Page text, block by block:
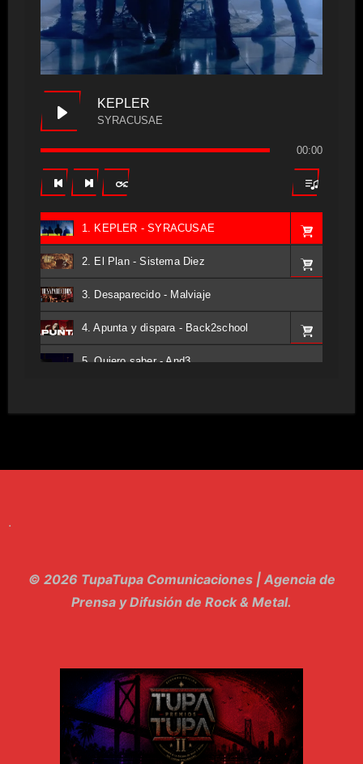
KEPLER
SYRACUSAE
00:00
1. KEPLER - SYRACUSAE
2. El Plan - Sistema Diez
3. Desaparecido - Malviaje
4. Apunta y dispara - Back2school
5. Quiero saber - And3
12. dolor - Piel
15. Pachakuti - Pleia
16. Demuestro Mi Fe - Epidemia Rapcore
17. Kamikaze - La Pvta Electrica
.
© 2026 TupaTupa Comunicaciones | Agencia de
Prensa y Difusión de Rock & Metal.